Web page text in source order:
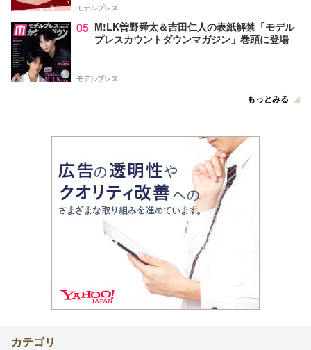
モデルプレス
05 M!LK曽野舜太＆吉田仁人の表紙解禁「モデル
プレスカウントダウンマガジン」巻頭に登場
モデルプレス
もっとみる
カテゴリ